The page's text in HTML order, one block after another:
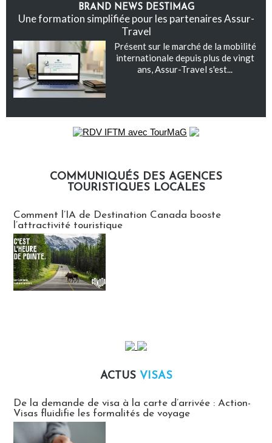
BRAND NEWS DESTIMAG
Une formation simplifiée pour les partenaires Assur-
Travel
Présent sur le marché de la mobilité
internationale depuis plus de vingt
ans, Assur-Travel s'est...
COMMUNIQUÉS DES AGENCES
TOURISTIQUES LOCALES
Comment l’IA de Destination Canada booste
l’attractivité touristique
ACTUS VISAS
De la demande de visa à la carte d’arrivée : Action-
Visas fluidifie les formalités de voyage